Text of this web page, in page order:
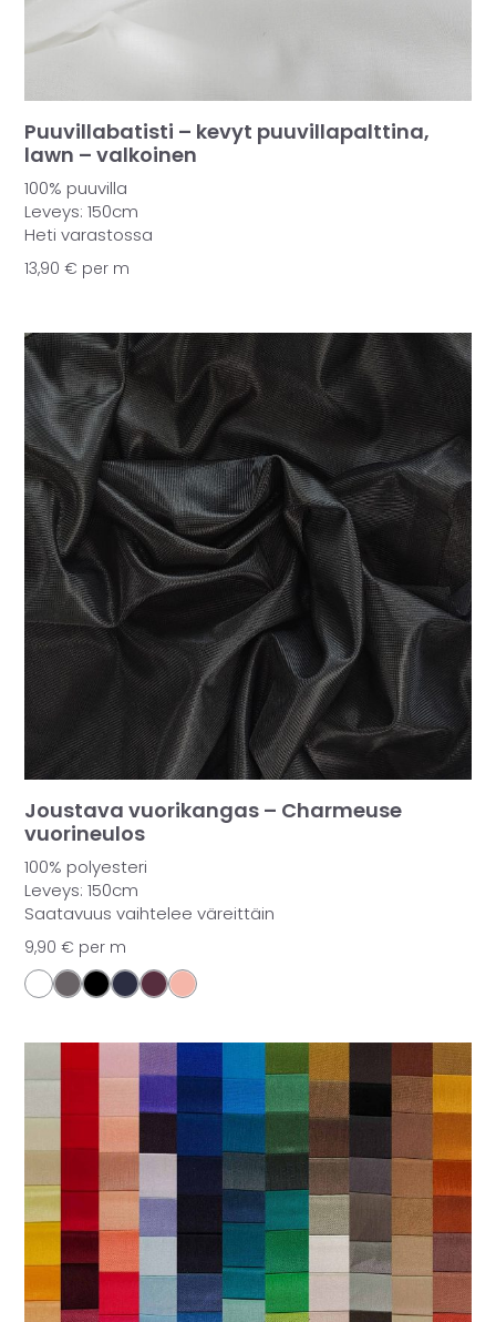
Puuvillabatisti – kevyt puuvillapalttina,
lawn – valkoinen
100% puuvilla
Leveys: 150cm
Heti varastossa
13,90€ per m
Joustava vuorikangas – Charmeuse
vuorineulos
100% polyesteri
Leveys: 150cm
Saatavuus vaihtelee väreittäin
9,90€ per m